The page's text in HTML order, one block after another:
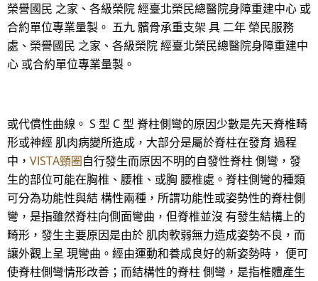
榮譽國民 之家、各級榮院 經臺北榮民總醫院身障重建中心 或
合約單位專業量製。 五九 髕骨承重支架 具 二年 榮民服務
處、榮譽國民 之家、各級榮院 經臺北榮民總醫院身障重建中
心 或合約單位專業量製。
或代償性曲線。 S 型 C 型 脊柱側彎的原因少數是先天脊椎畸
形或神經 肌肉病變所造成，大部分是屬於脊柱在發育 過程
中， VISTA頸圈自行發生而原因不明的自發性脊柱 側彎，發
生的部位可能在胸椎、腰椎、或胸 腰椎處。脊柱側彎的種類
可分為功能性與結 構性兩種，所謂功能性或姿勢性的脊柱側
彎，是指雖然脊柱向側面彎曲，但脊椎並沒 有發生結構上的
畸形，發生主要原因是由於 肌肉軟弱無力造成姿勢不良，而
讓外觀上呈 現彎曲。經由運動和養成良好的新姿勢時， 便可
使脊柱側彎情形改善；而結構性的脊柱 側彎，是指椎體產生